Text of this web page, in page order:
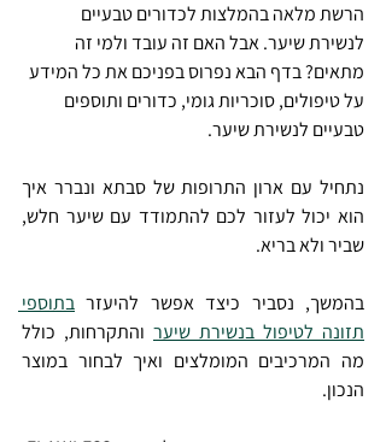
הרשת מלאה בהמלצות לכדורים טבעיים
לנשירת שיער. אבל האם זה עובד ולמי זה
מתאים? בדף הבא נפרוס בפניכם את כל המידע
על טיפולים, סוכריות גומי, כדורים ותוספים
טבעיים לנשירת שיער.
שביר ולא בריא.
בהמשך, נסביר כיצד אפשר להיעזר
תזונה לטיפול בנשירת שיער
הנכון.